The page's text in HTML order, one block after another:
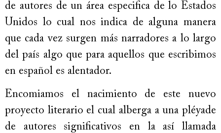
de autores de un área especifica de lo Estados
Unidos lo cual nos indica de alguna manera
que cada vez surgen más narradores a lo largo
del país algo que para aquellos que escribimos
en español es alentador.
Encomiamos el nacimiento de este nuevo
proyecto literario el cual alberga a una pléyade
de autores significativos en la así llamada